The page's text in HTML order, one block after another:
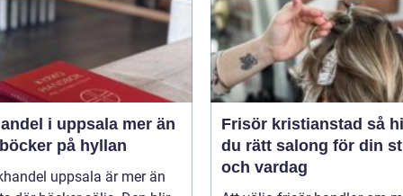
i uppsala mer än
på hyllan
uppsala är mer än
Frisör kristianstad så hittar
du rätt salong för din
och vardag